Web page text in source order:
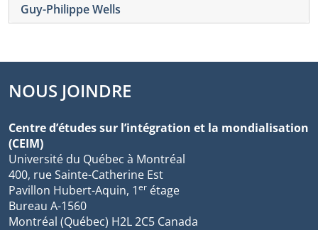
Guy-Philippe Wells
NOUS JOINDRE
Centre d’études sur l’intégration et la mondialisation
(CEIM)
Université du Québec à Montréal
400, rue Sainte-Catherine Est
Pavillon Hubert-Aquin, 1er étage
Bureau A-1560
Montréal (Québec) H2L 2C5 Canada